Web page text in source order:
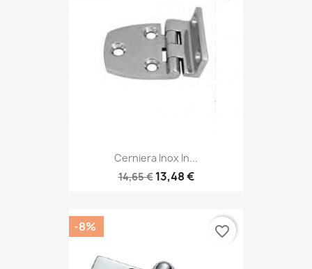
Cerniera Inox In...
14,65 € 13,48 €
-8% favorite_border